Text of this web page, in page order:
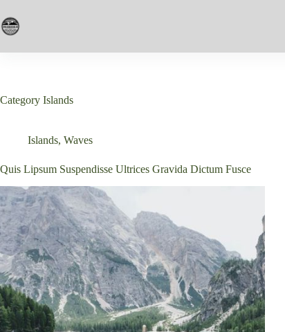
to
content
Category Islands
Islands, Waves
Quis Lipsum Suspendisse Ultrices Gravida Dictum Fusce